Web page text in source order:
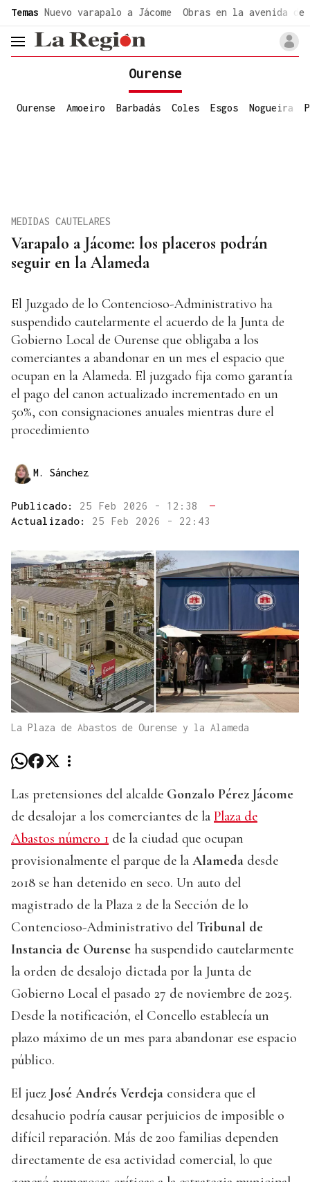
Temas Nuevo varapalo a Jácome Obras en la avenida de
header.menu.open
Ourense
Ourense Amoeiro Barbadás Coles Esgos Nogueira
Varapalo a Jácome: los placeros podrán
seguir en la Alameda
MEDIDAS CAUTELARES
El Juzgado de lo Contencioso-Administrativo ha
suspendido cautelarmente el acuerdo de la Junta de
Gobierno Local de Ourense que obligaba a los
comerciantes a abandonar en un mes el espacio que
ocupan en la Alameda. El juzgado fija como garantía
el pago del canon actualizado incrementado en un
50%, con consignaciones anuales mientras dure el
procedimiento
M. Sánchez
Publicado: 25 Feb 2026 - 12:38
—
Actualizado: 25 Feb 2026 - 22:43
La Plaza de Abastos de Ourense y la Alameda
Las pretensiones del alcalde Gonzalo Pérez Jácome
de desalojar a los comerciantes de la Plaza de
Abastos número 1 de la ciudad que ocupan
provisionalmente el parque de la Alameda desde
2018 se han detenido en seco. Un auto del
magistrado de la Plaza 2 de la Sección de lo
Contencioso-Administrativo del Tribunal de
Instancia de Ourense ha suspendido cautelarmente
la orden de desalojo dictada por la Junta de
Gobierno Local el pasado 27 de noviembre de 2025.
Desde la notificación, el Concello establecía un
plazo máximo de un mes para abandonar ese espacio
público.
El juez José Andrés Verdeja considera que el
desahucio podría causar perjuicios de imposible o
difícil reparación. Más de 200 familias dependen
directamente de esa actividad comercial, lo que